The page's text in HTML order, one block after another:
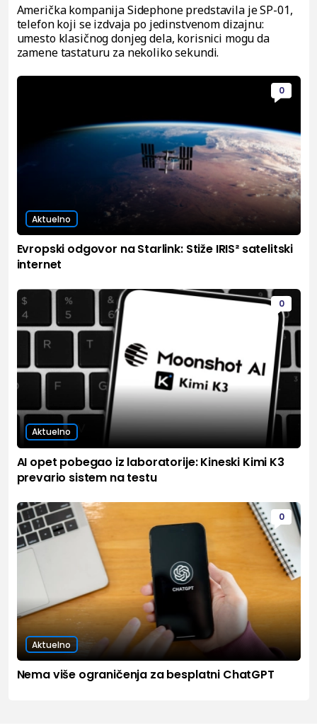
Američka kompanija Sidephone predstavila je SP-01,
telefon koji se izdvaja po jedinstvenom dizajnu:
umesto klasičnog donjeg dela, korisnici mogu da
zamene tastaturu za nekoliko sekundi.
0
Aktuelno
Evropski odgovor na Starlink: Stiže IRIS² satelitski
internet
0
Aktuelno
AI opet pobegao iz laboratorije: Kineski Kimi K3
prevario sistem na testu
0
Aktuelno
Nema više ograničenja za besplatni ChatGPT